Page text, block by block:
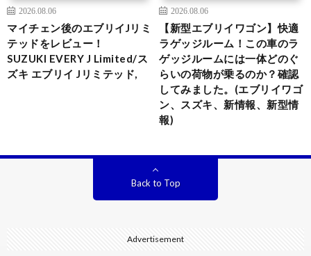
2026.08.06
マイチェン後のエブリイJリミ
テッドをレビュー！
SUZUKI EVERY J Limited/ス
ズキ エブリイ Jリミテッド,
2026.08.06
【新型エブリイワゴン】快適
ラゲッジルーム！この車のラ
ゲッジルームには一体どのぐ
らいの荷物が乗るのか？確認
してみました。(エブリイワゴ
ン、スズキ、新情報、新型情
報)
Back to Top
Advertisement